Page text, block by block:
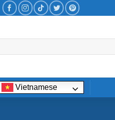
Vietnamese